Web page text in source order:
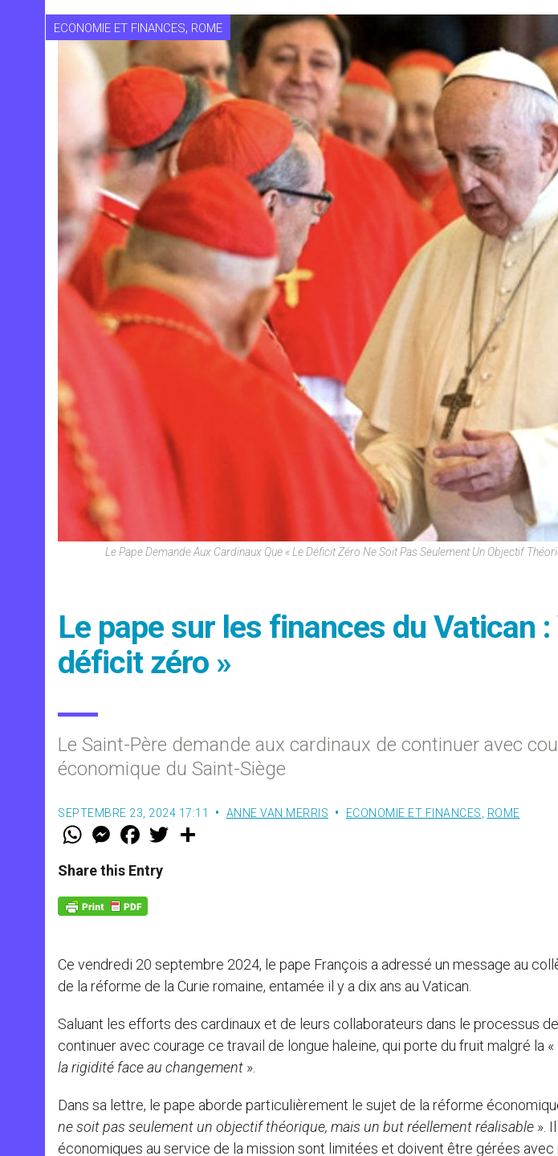
ECONOMIE ET FINANCES, ROME
Le Pape Demande Aux Cardinaux Que « Le Déficit Zéro Ne Soit Pas Seulement Un Objectif
Le pape sur les finances du Vatican :
déficit zéro »
Le Saint-Père demande aux cardinaux de continuer avec
économique du Saint-Siège
SEPTEMBRE 23, 2024 17:11 ANNE VAN MERRIS ECONOMIE ET FINANCES ROME
W
t
s
p
p
M
e
s
e
g
e
F
a
e
b
o
k
w
Share this Entry
Ce vendredi 20 septembre 2024, le pape François a adressé un message au
de la réforme de la Curie romaine, entamée il y a dix ans au Vatican.
Saluant les efforts des cardinaux et de leurs collaborateurs dans le processus
continuer avec courage ce travail de longue haleine, qui porte du fruit malgré la «
la rigidité face au changement ».
Dans sa lettre, le pape aborde particulièrement le sujet de la réforme
ne soit pas seulement un objectif théorique, mais un but réellement réalisable ».
économiques au service de la mission sont limitées et doivent être gérées avec